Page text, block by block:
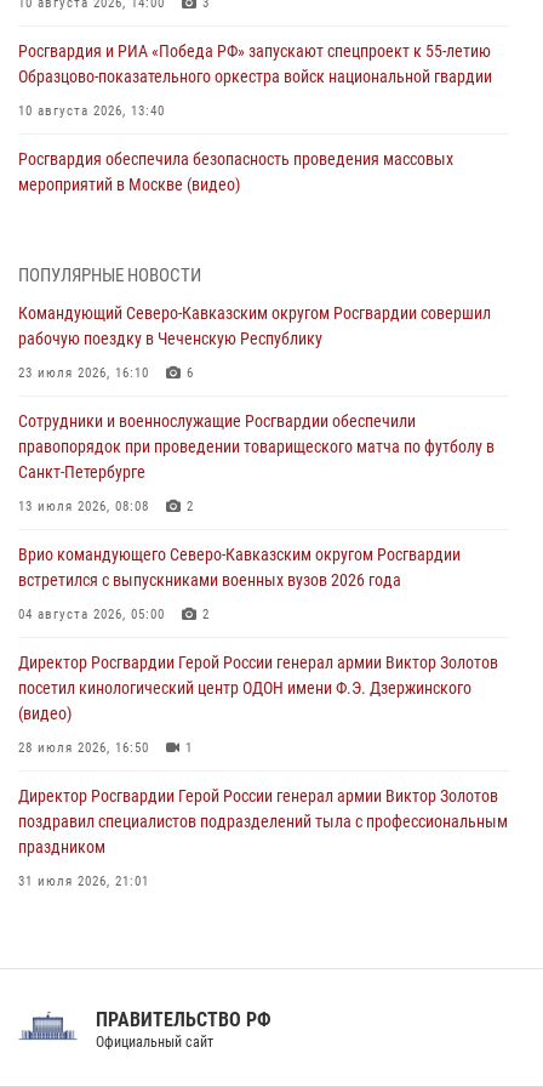
Росгвардия и РИА «Победа РФ» запускают спецпроект к 55-летию
Образцово-показательного оркестра войск национальной гвардии
10 августа 2026, 13:40
Росгвардия обеспечила безопасность проведения массовых
мероприятий в Москве (видео)
В Югре росгвардейцы приняли участие в памятном мероприятии,
10 августа 2026, 13:00
В Кировской области состоялось открытие мемориальной доски в
10 августа 2026, 13:00
В Ленобласти сотрудники Росгвардии и полиции задержали
разыскиваемого опасного рецидивиста, подозреваемого в
10 августа 2026, 12:38 1
Сотрудники Росгвардии провели оперативно-профилактическое
10 августа 2026, 12:00
ПОПУЛЯРНЫЕ НОВОСТИ
Командующий Северо-Кавказским округом Росгвардии совершил
рабочую поездку в Чеченскую Республику
23 июля 2026, 16:10 6
Сотрудники и военнослужащие Росгвардии обеспечили
правопорядок при проведении товарищеского матча по футболу в
Санкт-Петербурге
13 июля 2026, 08:08 2
Врио командующего Северо-Кавказским округом Росгвардии
встретился с выпускниками военных вузов 2026 года
04 августа 2026, 05:00 2
Директор Росгвардии Герой России генерал армии Виктор Золотов
посетил кинологический центр ОДОН имени Ф.Э. Дзержинского
(видео)
28 июля 2026, 16:50 1
Директор Росгвардии Герой России генерал армии Виктор Золотов
поздравил специалистов подразделений тыла с профессиональным
праздником
31 июля 2026, 21:01
Праздник «Один день с Росгвардией» к 105-летию Центрального
ПРАВИТЕЛЬСТВО РФ
Официальный сайт